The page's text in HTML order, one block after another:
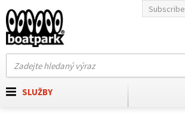
Subscribe
SLUŽBY